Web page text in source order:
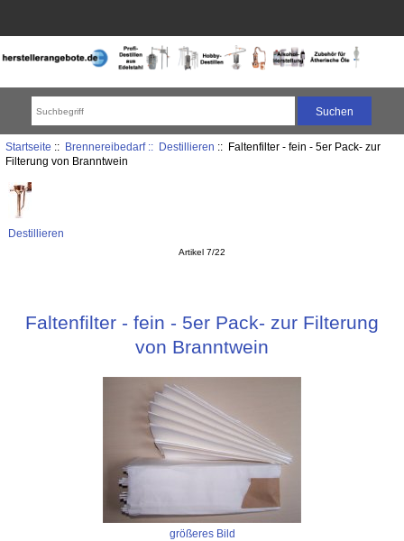
Startseite :: Brennereibedarf :: Destillieren :: Faltenfilter - fein - 5er Pack- zur
Filterung von Branntwein
Destillieren
Artikel 7/22
Faltenfilter - fein - 5er Pack- zur Filterung
von Branntwein
größeres Bild